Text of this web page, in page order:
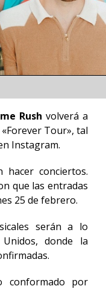
Rush volverá a
Tour», tal
Instagram.
conciertos.
que las entradas
25 de febrero.
serán a lo
donde la
conformado por